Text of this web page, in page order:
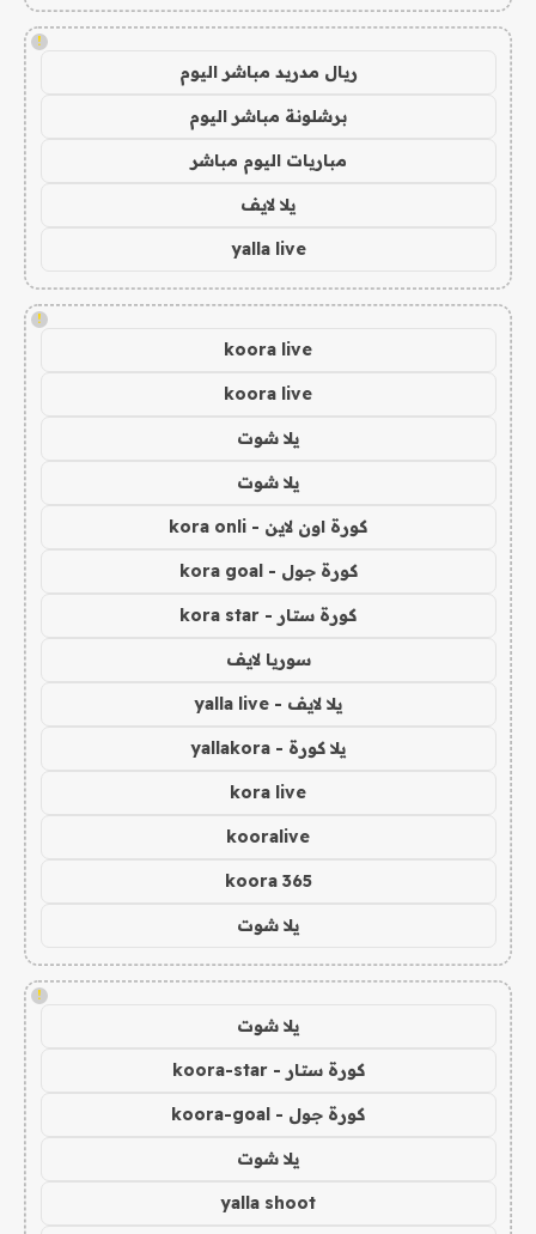
!
ريال مدريد مباشر اليوم
برشلونة مباشر اليوم
مباريات اليوم مباشر
يلا لايف
yalla live
!
koora live
koora live
يلا شوت
يلا شوت
كورة اون لاين - kora onli
كورة جول - kora goal
كورة ستار - kora star
سوريا لايف
يلا لايف - yalla live
يلا كورة - yallakora
kora live
kooralive
koora 365
يلا شوت
!
يلا شوت
كورة ستار - koora-star
كورة جول - koora-goal
يلا شوت
yalla shoot